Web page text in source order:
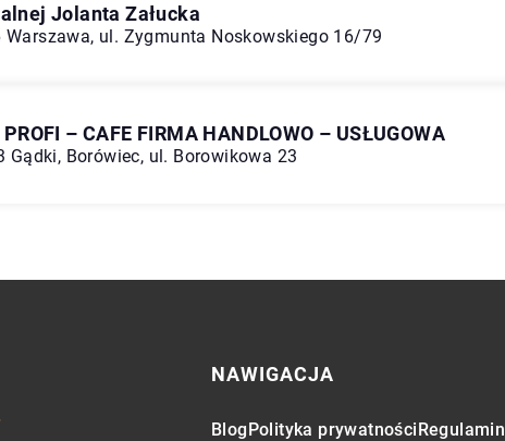
Jolanta Załucka
Warszawa, ul. Zygmunta Noskowskiego 16/79
– CAFE FIRMA HANDLOWO – USŁUGOWA
Gądki, Borówiec, ul. Borowikowa 23
NAWIGACJA
BlogPolityka prywatnościRegulamin